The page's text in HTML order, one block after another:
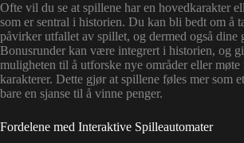
Ofte vil du se at spillene har en hovedkarakter
som er sentral i historien. Du kan bli bedt om å
påvirker utfallet av spillet, og dermed også dine
Bonusrunder kan være integrert i historien, og
muligheten til å utforske nye områder eller møte
karakterer. Dette gjør at spillene føles mer som
bare en sjanse til å vinne penger.
Fordelene med Interaktive Spilleautomater